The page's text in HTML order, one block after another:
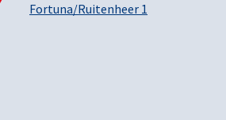
Fortuna/Ruitenheer 1